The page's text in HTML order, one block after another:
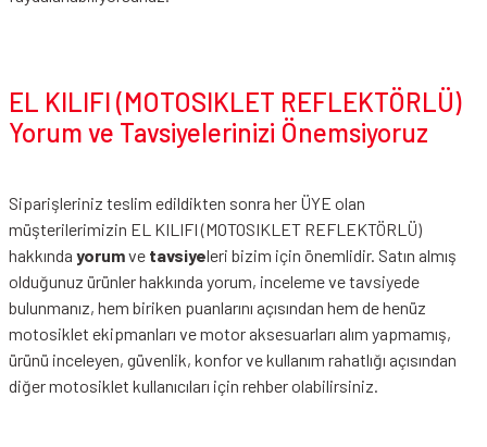
EL KILIFI (MOTOSIKLET REFLEKTÖRLÜ)
Yorum ve Tavsiyelerinizi Önemsiyoruz
Siparişleriniz teslim edildikten sonra her ÜYE olan
müşterilerimizin EL KILIFI (MOTOSIKLET REFLEKTÖRLÜ)
hakkında yorumve tavsiyeleri bizim için önemlidir. Satın almış
olduğunuz ürünler hakkında yorum, inceleme ve tavsiyede
bulunmanız, hem biriken puanlarını açısından hem de henüz
motosiklet ekipmanları ve motor aksesuarları alım yapmamış,
ürünü inceleyen, güvenlik, konfor ve kullanım rahatlığı açısından
diğer motosiklet kullanıcıları için rehber olabilirsiniz.